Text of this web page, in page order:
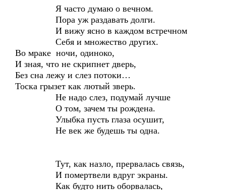
Я часто думаю о вечном.
Пора уж раздавать долги.
И вижу ясно в каждом встречном
Себя и множество других.
Во мраке ночи, одиноко,
И зная, что не скрипнет дверь,
Без сна лежу и слез потоки…
Тоска грызет как лютый зверь.
Не надо слез, подумай лучше
О том, зачем ты рождена.
Улыбка пусть глаза осушит,
Не век же будешь ты одна.
Тут, как назло, прервалась связь,
И помертвели вдруг экраны.
Как будто нить оборвалась,